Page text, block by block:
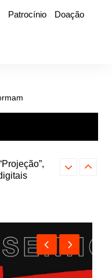
Patrocínio
Doação
raro, Vinil
Hitmia: pop